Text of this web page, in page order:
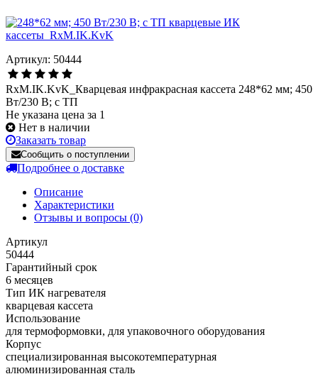
Артикул: 50444
RxM.IK.KvK_Кварцевая инфракрасная кассета 248*62 мм; 450
Вт/230 В; с ТП
Не указана цена за 1
Нет в наличии
Заказать товар
Сообщить о поступлении
Подробнее о доставке
Описание
Характеристики
Отзывы и вопросы (0)
Артикул
50444
Гарантийный срок
6 месяцев
Тип ИК нагревателя
кварцевая кассета
Использование
для термоформовки, для упаковочного оборудования
Корпус
cпециализированная высокотемпературная
алюминизированная сталь